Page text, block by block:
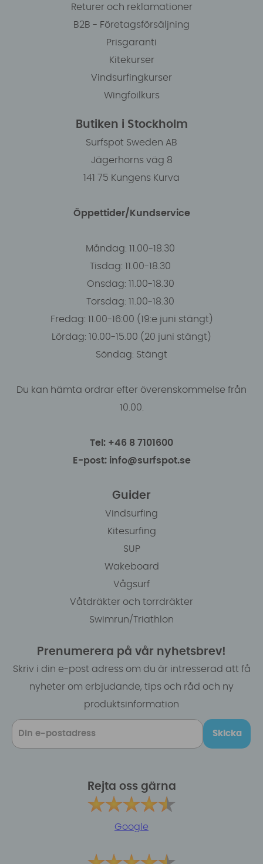
Returer och reklamationer
B2B - Företagsförsäljning
Prisgaranti
Kitekurser
Vindsurfingkurser
Wingfoilkurs
Butiken i Stockholm
Surfspot Sweden AB
Jägerhorns väg 8
141 75 Kungens Kurva
Öppettider/Kundservice
Måndag: 11.00-18.30
Tisdag: 11.00-18.30
Onsdag: 11.00-18.30
Torsdag: 11.00-18.30
Fredag: 11.00-16:00 (19:e juni stängt)
Lördag: 10.00-15.00 (20 juni stängt)
Söndag: Stängt
Du kan hämta ordrar efter överenskommelse från
10.00.
Tel: +46 8 7101600
E-post: info@surfspot.se
Guider
Vindsurfing
Kitesurfing
SUP
Wakeboard
Vågsurf
Våtdräkter och torrdräkter
Swimrun/Triathlon
Prenumerera på vår nyhetsbrev!
Skriv i din e-post adress om du är intresserad att få
nyheter om erbjudande, tips och råd och ny
produktsinformation
Skicka
Rejta oss gärna
Google